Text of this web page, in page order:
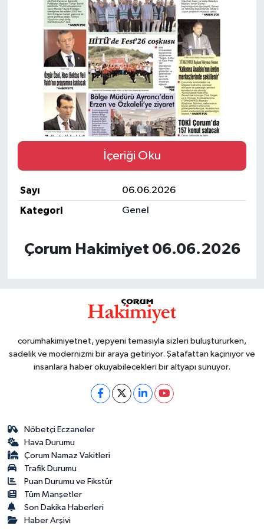
İçeriği Oku
Sayı
06.06.2026
Kategori
Genel
Çorum Hakimiyet 06.06.2026
corumhakimiyetnet, yepyeni temasıyla sizleri buluştururken,
sadelik ve modernizmi bir araya getiriyor. Şatafattan kaçınıyor ve
insanlara haber okuyabilecekleri bir altyapı sunuyor.
Nöbetçi Eczaneler
Hava Durumu
Çorum Namaz Vakitleri
Trafik Durumu
Puan Durumu ve Fikstür
Tüm Manşetler
Son Dakika Haberleri
Haber Arşivi
İLÇELER
OTOPARK
TEKNOLOJİ